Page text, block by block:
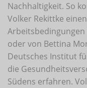
Nachhaltigkeit. So
Volker Rekittke
oder von Bettina
Deutsches Institut
die
Südens erfahren.